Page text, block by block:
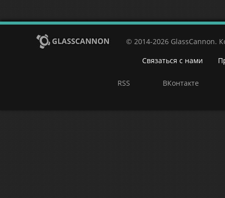
© 2014-2026 GlassCannon.
Связаться с нами
RSS ВКонтакте